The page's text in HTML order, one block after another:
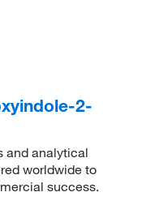
2-
and analytical
worldwide to
success.